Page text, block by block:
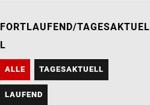
FORTLAUFEND/TAGESAKTUEL
L
ALLE TAGESAKTUELL
LAUFEND